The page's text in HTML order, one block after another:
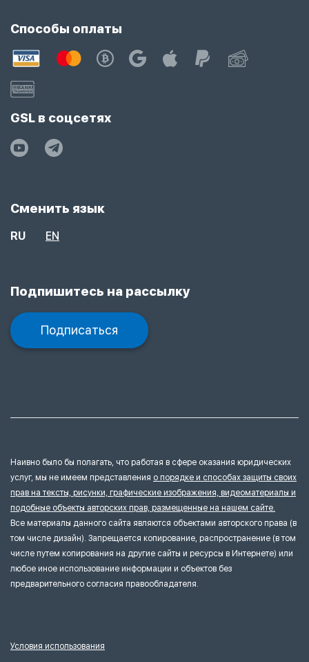
Способы оплаты
GSL в соцсетях
Сменить язык
RU EN
Подпишитесь на рассылку
Подписаться
Наивно было бы полагать, что работая в сфере оказания юридических
услуг, мы не имеем представления о порядке и способах защиты своих
прав на тексты, рисунки, графические изображения, видеоматериалы и
подобные объекты авторских прав, размещенные на нашем сайте.
Все материалы данного сайта являются объектами авторского права (в
том числе дизайн). Запрещается копирование, распространение (в том
числе путем копирования на другие сайты и ресурсы в Интернете) или
любое иное использование информации и объектов без
предварительного согласия правообладателя.
Условия использования